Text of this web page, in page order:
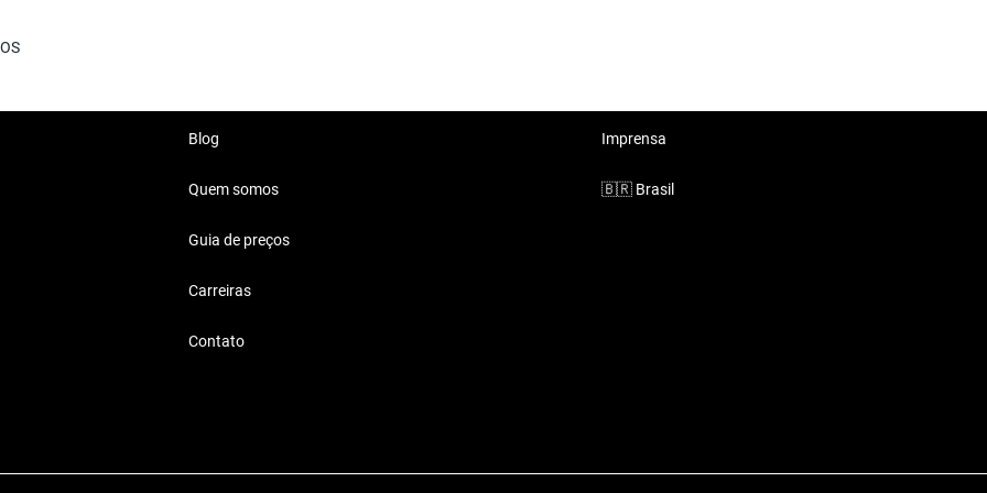
a família, é show!
Blog
Quem somos
Guia de preços
Carreiras
Contato
Imprensa
🇧🇷 Brasil